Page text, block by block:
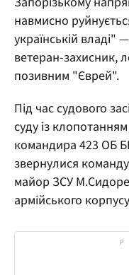
навмисно
українській владі"
ветеран-захисник,
позивним "Єврей".
Під час судового
суду із
командира 423 ОБ
звернулися
майор ЗСУ
армійського